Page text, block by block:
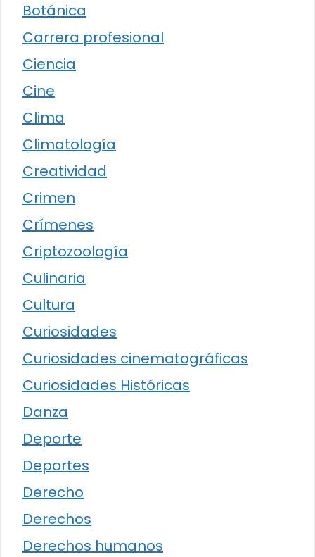
Botánica
Carrera profesional
Ciencia
Cine
Clima
Climatología
Creatividad
Crimen
Crímenes
Criptozoología
Culinaria
Cultura
Curiosidades
Curiosidades cinematográficas
Curiosidades Históricas
Danza
Deporte
Deportes
Derecho
Derechos
Derechos humanos